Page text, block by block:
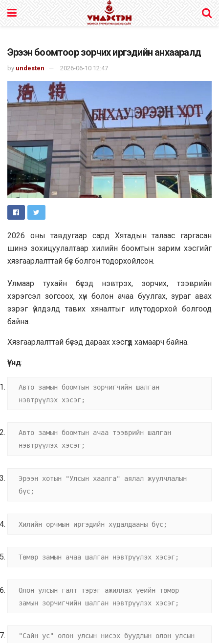
Эрээн боомтоор зорчих иргэдийн анхааралд
by undesten 2026-06-10 12:47
2026 оны тавдугаар сард Хятадын талаас гаргасан
шинэ зохицуулалтаар хилийн боомтын зарим хэсгийг
хязгаарлалттай бүс болгон тодорхойлсон.
Улмаар тухайн бүсэд нэвтрэх, зорчих, тээврийн
хэрэгсэл зогсоох, хүн болон ачаа буулгах, зураг авах
зэрэг үйлдэлд тавих хяналтыг илүү тодорхой болгоод
байна.
Хязгаарлалттай бүсэд дараах хэсгүүд хамаарч байна.
Үүнд:
Авто замын боомтын зорчигчийн шалган
нэвтрүүлэх хэсэг;
Авто замын боомтын ачаа тээврийн шалган
нэвтрүүлэх хэсэг;
Эрээн хотын "Улсын хаалга" аялал жуулчлалын
бүс;
Хилийн орчмын иргэдийн худалдааны бүс;
Төмөр замын ачаа шалган нэвтрүүлэх хэсэг;
Олон улсын галт тэрэг ажиллах үеийн төмөр
замын зорчигчийн шалган нэвтрүүлэх хэсэг;
"Сайн ус" олон улсын нисэх буудлын олон улсын